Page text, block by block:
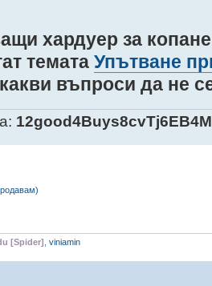
хардуер за
темата Упътване
въпроси да не
[Spider] viniamin